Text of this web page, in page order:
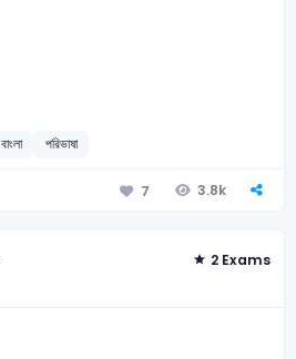
বাংলা পরিভাষা
7 3.8k
2 Exams